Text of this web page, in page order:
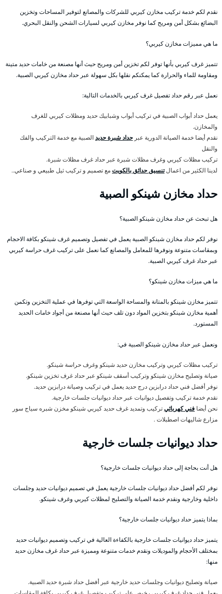
نقدم لكم خدمة تركيب مخازن كيربي للشركات والمصانع لتوفير المساحات وتخزين
البضائع بشكل أمن ومريح كما نوفر مخازن كيربي لسيارات الشحن والنقل البحري.
ما هي مميزات مخازن كيربي؟
تتميز غرف كيربي بأنها توفر لكم تخزين أمن ومريح حيث أنها مصنعة من خامات حديد متينة
ومقاومة للماء والحرارة كما يمكنكم نقلها بكل سهولة عبر حداد مخازن كيربي الصبية.
نعمل عبر رقم حداد تفصيل غرف كيربي بالخدمات التالية:
يعمل حداد أبواب الصبية في تركيب أبواب وشبابيك حديد ومظلات كيربي للغرف
والمخازن.
نقدم أيضا خدمة الصيانة الدورية عبر حداد شبرة حديدالصبية مع خدمة التركيب والفك
والنقل
تركيب مظلات كيربي وغرف مظلات شبرة عبر حداد غرف مظلات شبرة.
لدينا الكثير من اعمالتنسيق حدائق بالكويتمع تصميم و تركيب ثيل طبيعي و صناعي..
حداد مخازن شينكو الصبية
هل تبحث عن حداد مخازن شينكو الصبية؟
نوفر لكم حداد مخازن شينكو الصبية يعمل في تفصيل وتصميم غرف شينكو بكافة الاحجام
وبمقاسات متنوعة ونوفرها للمعامل والمصانع كما نعمل على تركيب غرف حراسة كيربي
عبر حداد غرف كيربي الصبية.
ما هي ميزات مخازن شينكو؟
تتميز مخازن شينكو بالمتانة والمساحة الواسعة التي توفرها في عملية التخزين وتكمن
أهمية مخازن شينكو بتخزين المواد دون تلف حيث أنها مصنعة من أجواد خامات الحديد
المستورد.
ونعمل عبر حداد مخازن شينكو الصبية في:
تركيب مظلات كيربي وتركيب مخازن حديد شينكو وغرف حراسة شينكو.
صيانة وتصليح مخازن شينكو وتركيب أسقف شينكو عبر حداد غرف تخزين شينكو.
نوفر أفضل فني حداد درابزين درج حديد يعمل في تركيب وصيانة درابزين حديد.
نقدم خدمة تركيب وتفصيل ديوانيات عبر حداد ديوانيات جلسات خارجية.
نحن أيضا فني كهربائيتركيب وتمديد غرف حديد كيربي شينكو مخزن شبره سياج سور
مزارع شاليهات اصطبلات .
حداد ديوانيات جلسات خارجية
هل أنت بحاجة إلى حداد ديوانيات جلسات خارجية؟
نوفر لكم أفضل حداد ديوانيات جلسات خارجية يعمل في تصميم ديوانيات حديد وجلسات
داخلية وخارجية ونقدم خدمة الصيانة والتصليح لمظلات كيربي وغرف شينكو.
بماذا يتميز حداد ديوانيات جلسات خارجية؟
يتميز حداد ديوانيات جلسات خارجية بالكفاءة العالية في تركيب وتصميم ديوانيات حديد
بمختلف الأحجام والموديلات ونقدم خدمات متنوعة ومميزة عبر حداد غرف مخازن حديد
منها:
صيانة وتصليح ديوانيات وجلسات حديد خارجية عبر أفضل حداد شبرة حديد الصبية.